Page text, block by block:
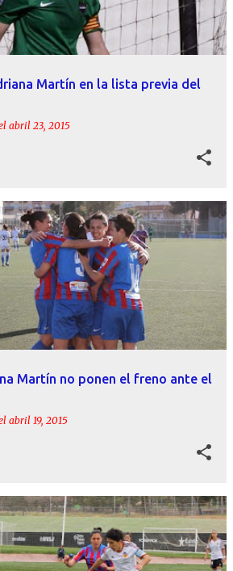
Martín en la lista previa del
abril 23, 2015
Martín no ponen el freno ante el
abril 19, 2015